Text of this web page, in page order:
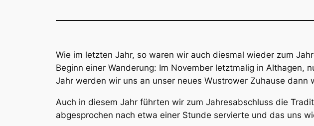
Wie im letzten Jahr, so waren wir auch diesmal wieder zum
Beginn einer Wanderung: Im November letztmalig in Althagen,
Jahr werden wir uns an unser neues Wustrower Zuhause dann
Auch in diesem Jahr führten wir zum Jahresabschluss die
abgesprochen nach etwa einer Stunde servierte und das uns